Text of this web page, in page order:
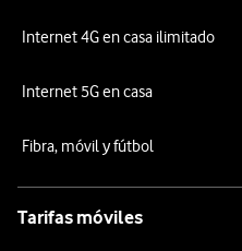
Internet 4G en casa ilimitado
Internet 5G en casa
Fibra, móvil y fútbol
Tarifas móviles